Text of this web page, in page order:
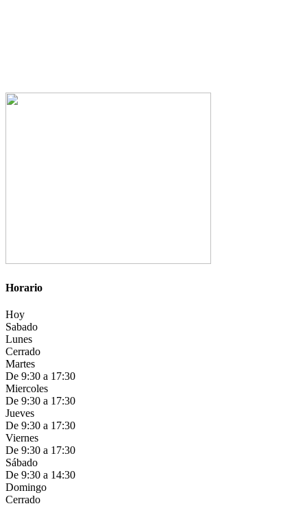
Horario
Hoy
Sabado
Lunes
Cerrado
Martes
De 9:30 a 17:30
Miercoles
De 9:30 a 17:30
Jueves
De 9:30 a 17:30
Viernes
De 9:30 a 17:30
Sábado
De 9:30 a 14:30
Domingo
Cerrado